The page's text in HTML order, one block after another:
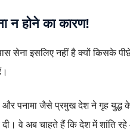
न होने का कारण!
सेना इसलिए नहीं है क्यों किसके
और पनामा जैसे प्रमुख देश ने गृह युद्ध
वे अब चाहते हैं कि देश में शांति